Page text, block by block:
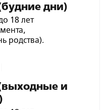
дни)
18 лет
родства).
и